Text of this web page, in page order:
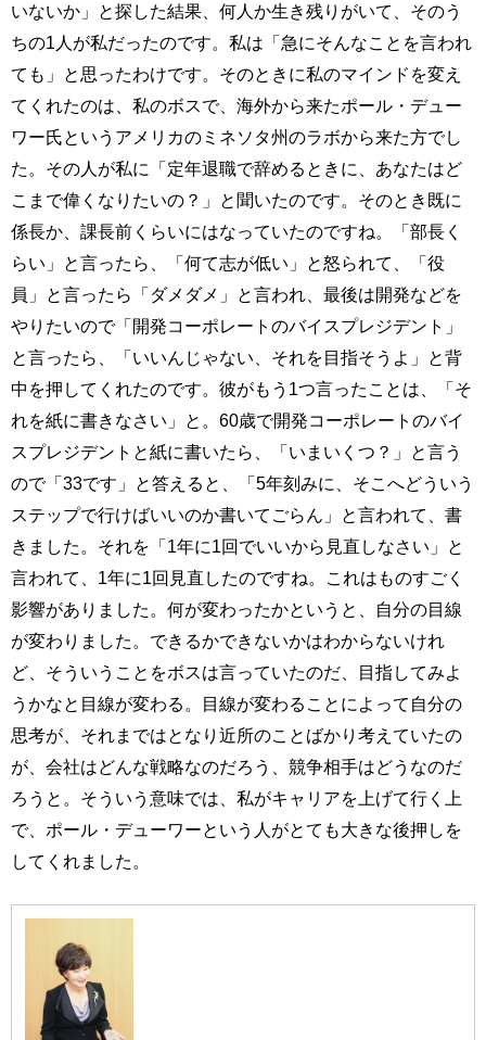
いないか」と探した結果、何人か生き残りがいて、そのう
ちの1人が私だったのです。私は「急にそんなことを言われ
ても」と思ったわけです。そのときに私のマインドを変え
てくれたのは、私のボスで、海外から来たポール・デュー
ワー氏というアメリカのミネソタ州のラボから来た方でし
た。その人が私に「定年退職で辞めるときに、あなたはど
こまで偉くなりたいの？」と聞いたのです。そのとき既に
係長か、課長前くらいにはなっていたのですね。「部長く
らい」と言ったら、「何て志が低い」と怒られて、「役
員」と言ったら「ダメダメ」と言われ、最後は開発などを
やりたいので「開発コーポレートのバイスプレジデント」
と言ったら、「いいんじゃない、それを目指そうよ」と背
中を押してくれたのです。彼がもう1つ言ったことは、「そ
れを紙に書きなさい」と。60歳で開発コーポレートのバイ
スプレジデントと紙に書いたら、「いまいくつ？」と言う
ので「33です」と答えると、「5年刻みに、そこへどういう
ステップで行けばいいのか書いてごらん」と言われて、書
きました。それを「1年に1回でいいから見直しなさい」と
言われて、1年に1回見直したのですね。これはものすごく
影響がありました。何が変わったかというと、自分の目線
が変わりました。できるかできないかはわからないけれ
ど、そういうことをボスは言っていたのだ、目指してみよ
うかなと目線が変わる。目線が変わることによって自分の
思考が、それまではとなり近所のことばかり考えていたの
が、会社はどんな戦略なのだろう、競争相手はどうなのだ
ろうと。そういう意味では、私がキャリアを上げて行く上
で、ポール・デューワーという人がとても大きな後押しを
してくれました。